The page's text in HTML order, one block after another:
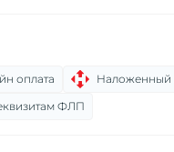
оплата
Наложенный
ФЛП